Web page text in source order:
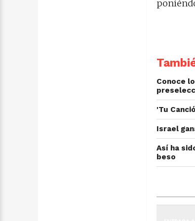
Conoce
'Tu
Israel
Así ha
beso